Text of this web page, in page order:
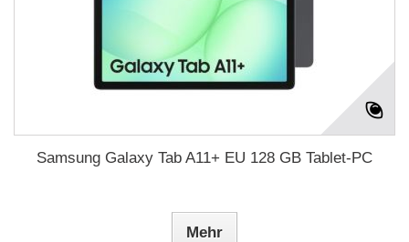
Samsung Galaxy Tab A11+ EU 128 GB Tablet-PC
Mehr